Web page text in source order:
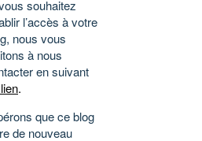
souhaitez
l’accès à votre
nous vous
à nous
en suivant
.
que ce blog
de nouveau